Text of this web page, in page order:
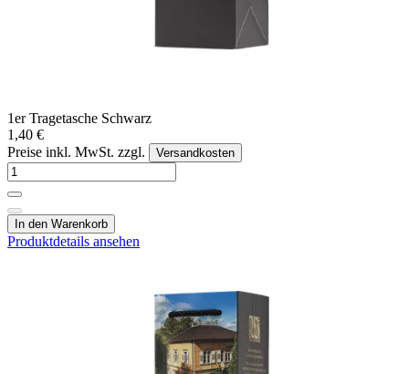
1er Tragetasche Schwarz
1,40 €
Preise inkl. MwSt. zzgl.
Versandkosten
In den Warenkorb
Produktdetails ansehen